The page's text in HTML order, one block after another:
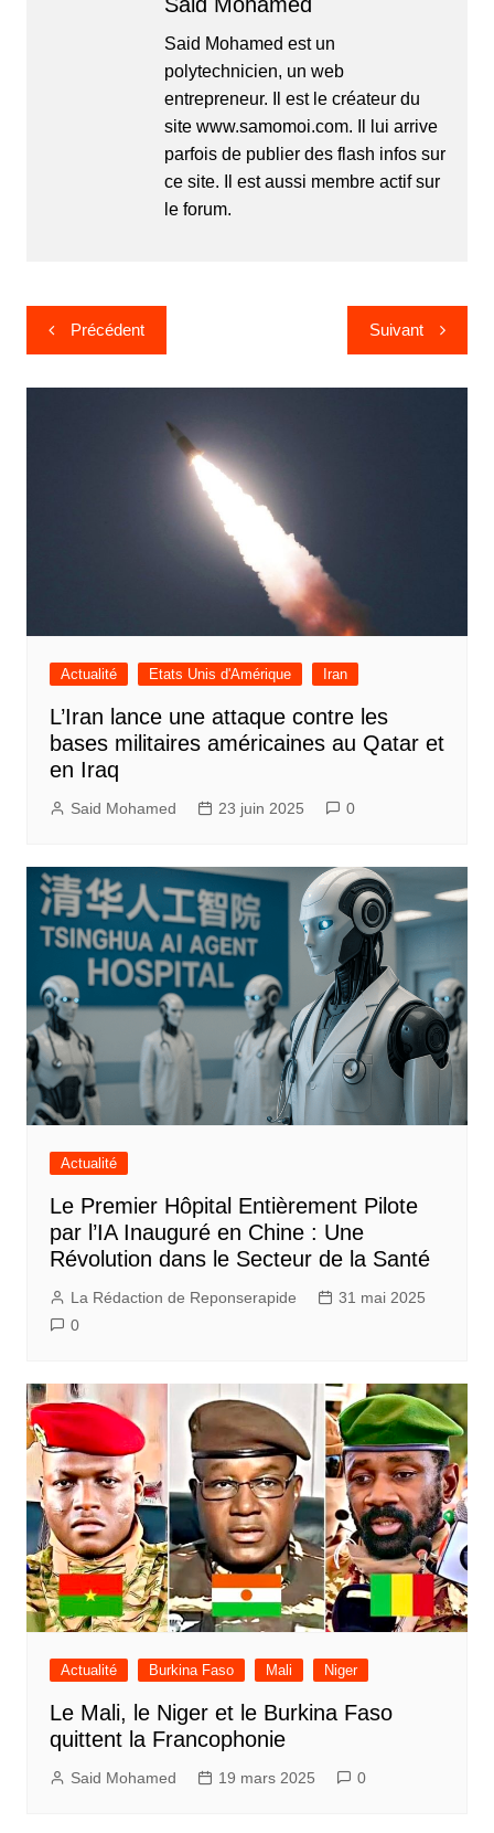
Said Mohamed est un
polytechnicien, un web
entrepreneur. Il est le créateur du
site www.samomoi.com. Il lui arrive
parfois de publier des flash infos sur
ce site. Il est aussi membre actif sur
le forum.
Navigation
de
l’article
Précédent Suivant
Actualité Etats Unis d'Amérique Iran
L’Iran lance une attaque contre les
bases militaires américaines au Qatar et
en Iraq
Said Mohamed 23 juin 2025 0
Actualité
Le Premier Hôpital Entièrement Pilote
par l’IA Inauguré en Chine : Une
Révolution dans le Secteur de la Santé
La Rédaction de Reponserapide
31 mai 2025
0
Actualité Burkina Faso Mali Niger
Le Mali, le Niger et le Burkina Faso
quittent la Francophonie
Said Mohamed 19 mars 2025 0